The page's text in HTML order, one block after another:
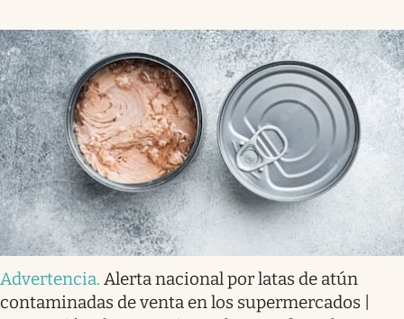
Advertencia. Alerta nacional por latas de atún
contaminadas de venta en los supermercados |